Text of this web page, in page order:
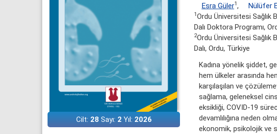
Cilt: 28Sayı: 2 Yıl: 2026
Esra Güler1 , Nülüfer
1 Ordu Üniversitesi Sağlık
Dalı Doktora Programı,
2Ordu Üniversitesi Sağlık
Dalı, Ordu, Türkiye
Kadına yönelik şiddet,
hem ülkeler arasında
karşılaşılan ve
sağlama, geleneksel
eksikliği, COVID-19
devamlılığına neden
ekonomik, psikolojik ve